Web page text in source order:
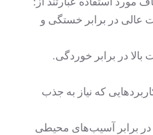
عالی در برابر خستگی و
در برابر خوردگی.
که نیاز به جذب
در برابر آسیب‌های محیطی